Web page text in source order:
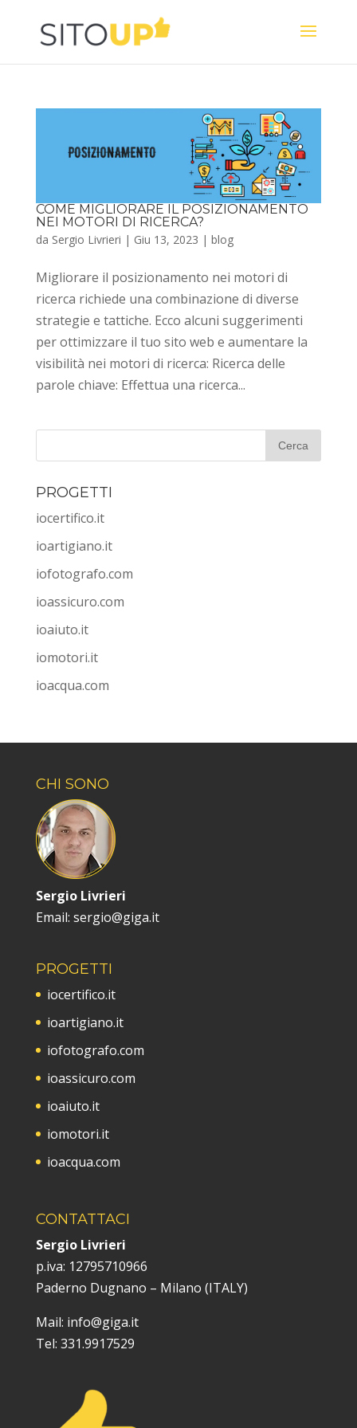
COME MIGLIORARE IL POSIZIONAMENTO
NEI MOTORI DI RICERCA?
da Sergio Livrieri | Giu 13, 2023 | blog
Migliorare il posizionamento nei motori di
ricerca richiede una combinazione di diverse
strategie e tattiche. Ecco alcuni suggerimenti
per ottimizzare il tuo sito web e aumentare la
visibilità nei motori di ricerca: Ricerca delle
parole chiave: Effettua una ricerca...
PROGETTI
iocertifico.it
ioartigiano.it
iofotografo.com
ioassicuro.com
ioaiuto.it
iomotori.it
ioacqua.com
CHI SONO
Sergio Livrieri
Email: sergio@giga.it
PROGETTI
iocertifico.it
ioartigiano.it
iofotografo.com
ioassicuro.com
ioaiuto.it
iomotori.it
ioacqua.com
CONTATTACI
Sergio Livrieri
p.iva: 12795710966
Paderno Dugnano – Milano (ITALY)
Mail: info@giga.it
Tel: 331.9917529